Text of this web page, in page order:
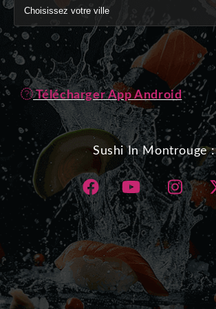
Télécharger App Android
Sushi In Montrouge :